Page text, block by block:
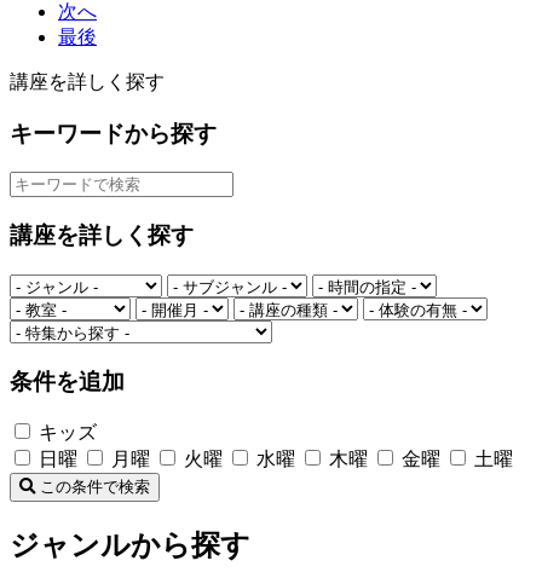
次へ
最後
講座を詳しく探す
キーワードから探す
講座を詳しく探す
条件を追加
キッズ
日曜
月曜 火曜 水曜 木曜 金曜 土曜
この条件で検索
ジャンルから探す